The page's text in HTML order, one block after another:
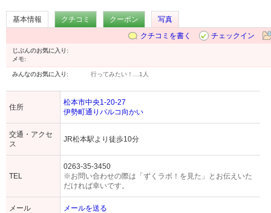
基本情報 クチコミ クーポン
写真
クチコミを書く
チェックイン
じぶんのお気に入り:
メモ:
みんなのお気に入り: 行ってみたい！… 1人
住所
松本市中央1-20-27
伊勢町通りパルコ向かい
交通・アクセ
ス
JR松本駅より徒歩10分
TEL
0263-35-3450
※お問い合わせの際は「ずくラボ！を見た」とお伝えいた
だければ幸いです。
メール メールを送る